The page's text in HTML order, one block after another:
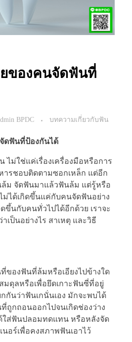
ของคนจัดฟันที่
BPDC บทความเกี่ยวกับฟัน
ดฟันที่ป้องกันได้
ม่ใช่แค่เรื่องเครื่องมือหรือการ
ารชอบติดตามซอกเหล็ก แต่อีก
ม จัดฟันมาแล้วฟันล้ม แต่รู้หรือ
ได้เกิดขึ้นแค่กับคนจัดฟันอย่าง
ดขึ้นกับคนทั่วไปได้อีกด้วย เราจะ
ป็นอย่างไร สาเหตุ และวิธี
ของฟันที่ล้มหรือเอียงไปข้างใด
มดุลหรือเพื่อยึดเกาะฟันซี่ที่อยู่
กกันว่าฟันเกนั่นเอง มักจะพบได้
ถูกถอนออกไปจนเกิดช่องว่าง
ใส่ฟันปลอมทดแทน หรือหลังจัด
นอร์เพื่อคงสภาพฟันเอาไว้